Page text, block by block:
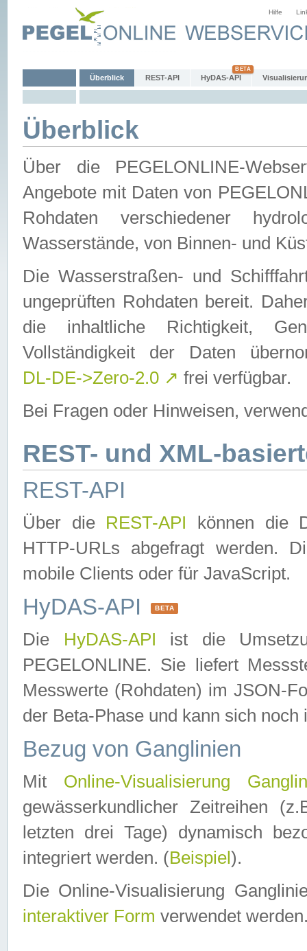
Hilfe
Überblick REST-API HyDAS-API
Überblick
Über die PEGELONLINE-
Angebote mit Daten von
Rohdaten verschiedener
Wasserstände, von Binnen- und
Die Wasserstraßen- und
ungeprüften Rohdaten bereit.
die inhaltliche Richtigkeit,
Vollständigkeit der Daten
DL-DE->Zero-2.0 ↗ frei verfügbar.
Bei Fragen oder Hinweisen,
REST- und XML-
REST-API
Über die REST-API können die
HTTP-URLs abgefragt werden.
mobile Clients oder für JavaScript.
HyDAS-API BETA
Die HyDAS-API ist die
PEGELONLINE. Sie liefert
Messwerte (Rohdaten) im JSON-
der Beta-Phase und kann sich noch
Bezug von Ganglinien
Mit Online-Visualisierung
gewässerkundlicher Zeitreihen
letzten drei Tage) dynamisch
integriert werden. (Beispiel ).
Die Online-Visualisierung
interaktiver Form verwendet